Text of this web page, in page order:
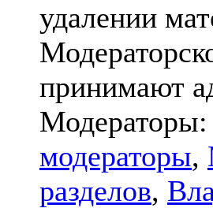
удалении
принимают
Модераторы:
модераторы,
разделов,